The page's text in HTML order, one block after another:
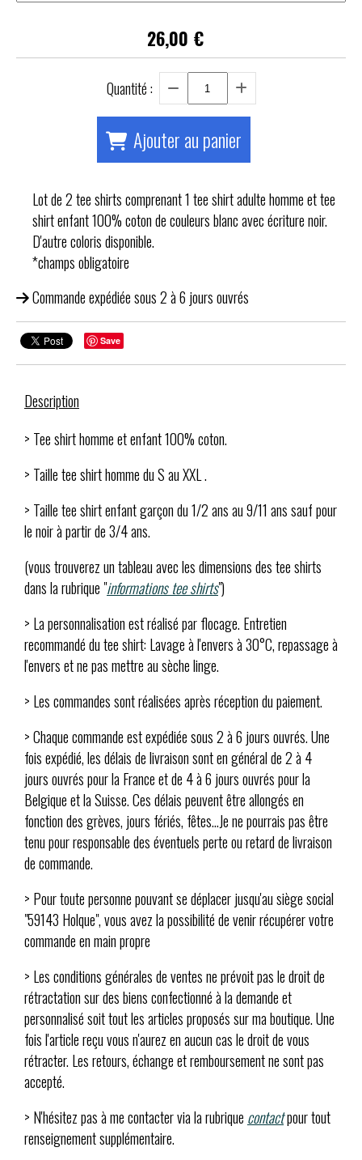
26,00 €
Quantité :
Ajouter au panier
Lot de 2 tee shirts comprenant 1 tee shirt adulte homme et tee
shirt enfant 100% coton de couleurs blanc avec écriture noir.
D'autre coloris disponible.
*champs obligatoire
Commande expédiée sous 2 à 6 jours ouvrés
Save
Description
> Tee shirt homme et enfant 100% coton.
> Taille tee shirt homme du S au XXL .
> Taille tee shirt enfant garçon du 1/2 ans au 9/11 ans sauf pour
le noir à partir de 3/4 ans.
(vous trouverez un tableau avec les dimensions des tee shirts
dans la rubrique "informations tee shirts")
> La personnalisation est réalisé par flocage. Entretien
recommandé du tee shirt: Lavage à l'envers à 30°C, repassage à
l'envers et ne pas mettre au sèche linge.
> Les commandes sont réalisées après réception du paiement.
> Chaque commande est expédiée sous 2 à 6 jours ouvrés. Une
fois expédié, les délais de livraison sont en général de 2 à 4
jours ouvrés pour la France et de 4 à 6 jours ouvrés pour la
Belgique et la Suisse. Ces délais peuvent être allongés en
fonction des grèves, jours fériés, fêtes...Je ne pourrais pas être
tenu pour responsable des éventuels perte ou retard de livraison
de commande.
> Pour toute personne pouvant se déplacer jusqu'au siège social
"59143 Holque", vous avez la possibilité de venir récupérer votre
commande en main propre
> Les conditions générales de ventes ne prévoit pas le droit de
rétractation sur des biens confectionné à la demande et
personnalisé soit tout les articles proposés sur ma boutique. Une
fois l'article reçu vous n'aurez en aucun cas le droit de vous
rétracter. Les retours, échange et remboursement ne sont pas
accepté.
> N'hésitez pas à me contacter via la rubrique contactpour tout
renseignement supplémentaire.